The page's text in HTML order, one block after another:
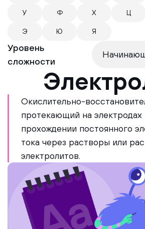
У Ф Х Ц
Э Ю Я
Уровень
сложности
Окислительно-
протекающий на электродах
прохождении постоянного
тока через растворы или
электролитов.